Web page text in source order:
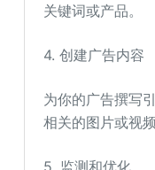
关键词或产品。
4. 创建广告内容
为你的广告撰写
相关的图片或视频
5. 监测和优化